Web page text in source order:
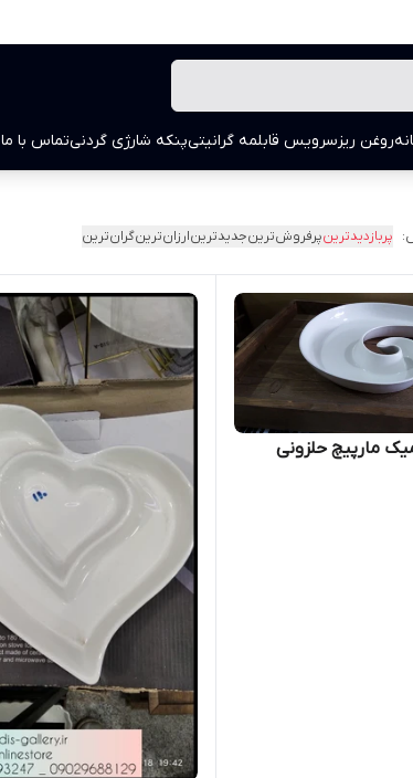
روغن ریزسرویس قابلمه گرانیتیپنکه شارژی گردنیتماس با ما
پربازدیدترینپرفروش‌ترینجدیدترینارزان‌ترینگران‌ترین
مارپیچ حلزونی